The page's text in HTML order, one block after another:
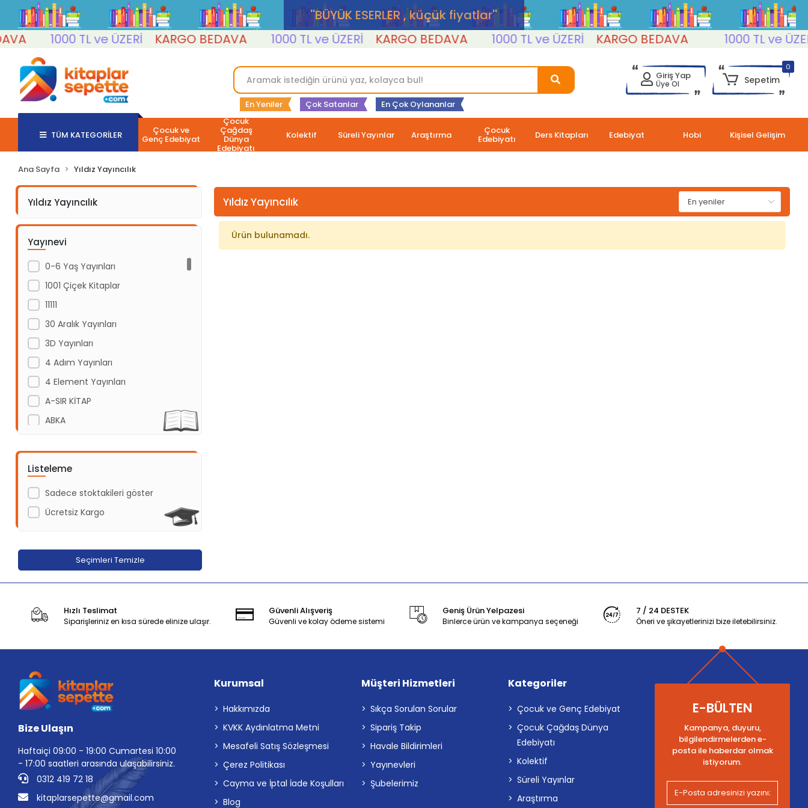
''BÜYÜK ESERLER , küçük fiyatlar''
1000 TL ve ÜZERİ KARGO BEDAVA 1000 TL ve ÜZERİ KARGO BEDAVA 1000 TL ve ÜZERİ KARGO BEDAVA 1000 TL ve ÜZERİ
En Yeniler Çok Satanlar En Çok Oylananlar
Giriş Yap
Üye Ol
0
Sepetim
TÜM KATEGORİLER Çocuk ve
Genç Edebiyat
Çocuk
Çağdaş
Dünya
Edebiyatı
Kolektif Süreli Yayınlar Araştırma Çocuk
Edebiyatı Ders Kitapları Edebiyat Hobi Kişisel Gelişim
Ana Sayfa Yıldız Yayıncılık
Yıldız Yayıncılık
Yayınevi
0-6 Yaş Yayınları
1001 Çiçek Kitaplar
11111
30 Aralık Yayınları
3D Yayınları
4 Adım Yayınları
4 Element Yayınları
A-SIR KİTAP
ABKA
Acil Yayınları
Açı Yayınları
ADAKÜLTÜR
Adeda Yayınları
Aden Yayıncılık
Agapi Yayınları
Aile Yayınları
AKABE HEDİYELİK
Akademi Çocuk
Akademi Çocuk - Funny Mat
Akademi Denizi Yayınları
Akaşa Yayınları
Akçağ Yayınları
Akil Yayınevi
Listeleme
Sadece stoktakileri göster
Ücretsiz Kargo
Seçimleri Temizle
Yıldız Yayıncılık
Ürün bulunamadı.
Hızlı Teslimat
Siparişleriniz en kısa sürede elinize ulaşır.
Güvenli Alışveriş
Güvenli ve kolay ödeme sistemi
Geniş Ürün Yelpazesi
Binlerce ürün ve kampanya seçeneği
7 / 24 DESTEK
Öneri ve şikayetlerinizi bize iletebilirsiniz.
Bize Ulaşın
Haftaiçi 09:00 - 19:00 Cumartesi 10:00
- 17:00 saatleri arasında ulaşabilirsiniz.
0312 419 72 18
kitaplarsepette@gmail.com
Kurumsal
Hakkımızda
KVKK Aydınlatma Metni
Mesafeli Satış Sözleşmesi
Çerez Politikası
Cayma ve İptal İade Koşulları
Blog
Müşteri Hizmetleri
Sıkça Sorulan Sorular
Sipariş Takip
Havale Bildirimleri
Yayınevleri
Şubelerimiz
Kategoriler
Çocuk ve Genç Edebiyat
Çocuk Çağdaş Dünya
Edebiyatı
Kolektif
Süreli Yayınlar
Araştırma
E-BÜLTEN
Kampanya, duyuru,
bilgilendirmelerden e-
posta ile haberdar olmak
istiyorum.